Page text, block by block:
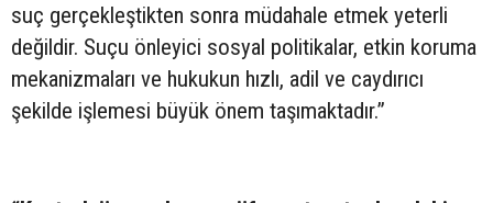
suç gerçekleştikten sonra müdahale etmek yeterli
değildir. Suçu önleyici sosyal politikalar, etkin koruma
mekanizmaları ve hukukun hızlı, adil ve caydırıcı
şekilde işlemesi büyük önem taşımaktadır.”